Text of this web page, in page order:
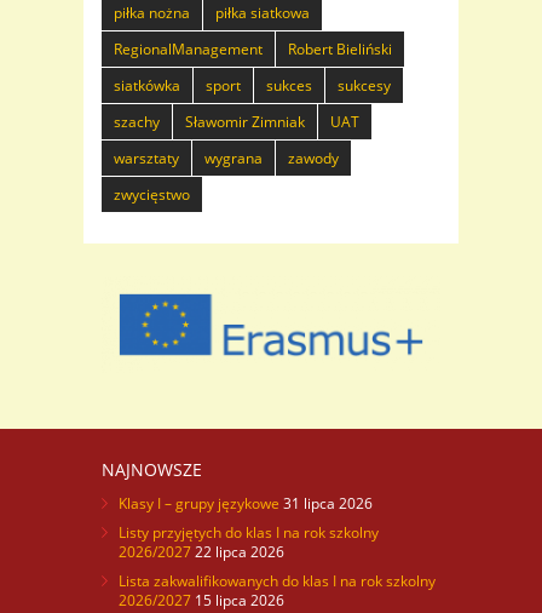
piłka nożna
piłka siatkowa
RegionalManagement
Robert Bieliński
siatkówka
sport sukces
sukcesy
szachy
Sławomir Zimniak
UAT
warsztaty
wygrana
zawody
zwycięstwo
NAJNOWSZE
Klasy I – grupy językowe 31 lipca 2026
Listy przyjętych do klas I na rok szkolny
2026/202722 lipca 2026
Lista zakwalifikowanych do klas I na rok szkolny
2026/2027 15 lipca 2026